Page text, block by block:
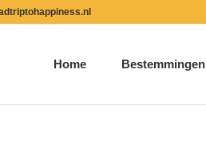
Home Bestemmingen